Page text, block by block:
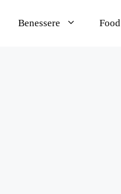
Benessere Food